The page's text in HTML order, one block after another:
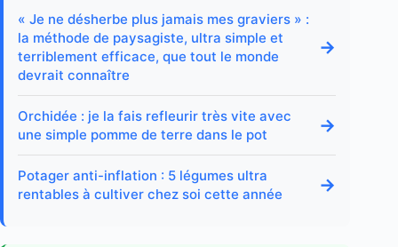
« Je ne désherbe plus jamais mes graviers » :
la méthode de paysagiste, ultra simple et
terriblement efficace, que tout le monde
devrait connaître
→
Orchidée : je la fais refleurir très vite avec
une simple pomme de terre dans le pot
→
Potager anti-inflation : 5 légumes ultra
rentables à cultiver chez soi cette année
→